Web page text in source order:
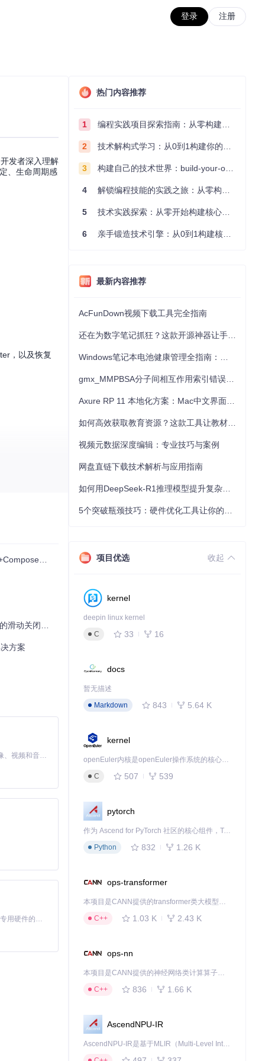
登录 注册
发者深入理解
、生命周期感
，以及恢复
发的宝贵资
创新实践
关闭功能
方案
MiniMax H3 是一个通用的全模态生成系统。它支持对由文本、图像、视频和音频组成的多模态上下文进行统一理解，并能生成分辨率高达 2K、时长可达 15 秒的带原生立体声音频的视频。得益于面向任务泛化的系统设计，H3 在预训练阶段就已具备广泛的多模态上下文理解与生成能力，能够出色地执行复杂的多模态指令。
基于Python的Xiaozhi AI，适用于想要完整Xiaozhi体验而无需拥有专用硬件的用户。
热门内容推荐
1 编程实践项目探索指南：从零构建技术能力体系
2 技术解构式学习：从0到1构建你的编程知识体系
3 构建自己的技术世界：build-your-own-x项目的实践探索指南
4 解锁编程技能的实践之旅：从零构建你的技术世界
5 技术实践探索：从零开始构建核心系统的实践指南
6 亲手锻造技术引擎：从0到1构建核心系统的实践指南
最新内容推荐
AcFunDown视频下载工具完全指南
视频元数据深度编辑：专业技巧与案例
网盘直链下载技术解析与应用指南
项目优选 收起
kernel
deepin linux kernel
C
33 16
docs
暂无描述
Markdown
843 5.64 K
kernel
openEuler内核是openEuler操作系统的核心，既是系统性能与稳定性的基石，也是连接处理器、设备与服务的桥梁。
C
507 539
pytorch
作为 Ascend for PyTorch 社区的核心组件，TorchNPU 是昇腾专为 PyTorch 打造的深度学习适配插件，使 PyTorch 框架能够直接调用昇腾 NPU，为开发者提供昇腾 AI 处理器的超强算力。
Python
832 1.26 K
ops-transformer
本项目是CANN提供的transformer类大模型算子库，实现网络在NPU上加速计算。
C++
1.03 K 2.43 K
ops-nn
本项目是CANN提供的神经网络类计算算子库，实现网络在NPU上加速计算。
C++
836 1.66 K
AscendNPU-IR
AscendNPU-IR是基于MLIR（Multi-Level Intermediate Representation）构建的，面向昇腾亲和算子编译时使用的中间表示，提供昇腾完备表达能力，通过编译优化提升昇腾AI处理器计算效率，支持通过生态框架使能昇腾AI处理器与深度调优